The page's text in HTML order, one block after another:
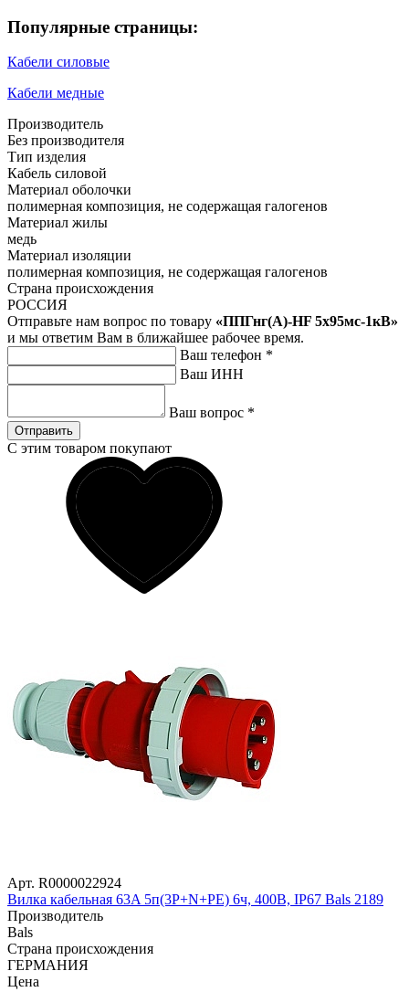
Популярные страницы:
Кабели силовые
Кабели медные
Производитель
Без производителя
Тип изделия
Кабель силовой
Материал оболочки
полимерная композиция, не содержащая галогенов
Материал жилы
медь
Материал изоляции
полимерная композиция, не содержащая галогенов
Страна происхождения
РОССИЯ
Отправьте нам вопрос по товару «ППГнг(А)-HF 5х95мс-1кВ»
и мы ответим Вам в ближайшее рабочее время.
Ваш телефон *
Ваш ИНН
Ваш вопрос *
Отправить
С этим товаром покупают
Арт. R0000022924
Вилка кабельная 63A 5п(3P+N+PE) 6ч, 400В, IP67 Bals 2189
Производитель
Bals
Страна происхождения
ГЕРМАНИЯ
Цена